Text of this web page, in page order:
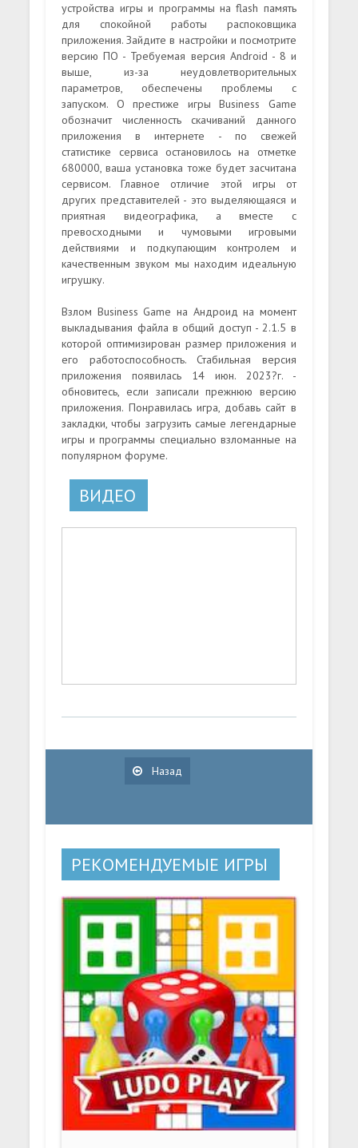
устройства игры и программы на flash память
для спокойной работы распоковщика
приложения. Зайдите в настройки и посмотрите
версию ПО - Требуемая версия Android - 8 и
выше, из-за неудовлетворительных
параметров, обеспечены проблемы с
запуском. О престиже игры Business Game
обозначит численность скачиваний данного
приложения в интернете - по свежей
статистике сервиса остановилось на отметке
680000, ваша установка тоже будет засчитана
сервисом. Главное отличие этой игры от
других представителей - это выделяющаяся и
приятная видеографика, а вместе с
превосходными и чумовыми игровыми
действиями и подкупающим контролем и
качественным звуком мы находим идеальную
игрушку.
Взлом Business Game на Андроид на момент
выкладывания файла в общий доступ - 2.1.5 в
которой оптимизирован размер приложения и
его работоспособность. Стабильная версия
приложения появилась 14 июн. 2023?г. -
обновитесь, если записали прежнюю версию
приложения. Понравилась игра, добавь сайт в
закладки, чтобы загрузить самые легендарные
игры и программы специально взломанные на
популярном форуме.
ВИДЕО
Назад
РЕКОМЕНДУЕМЫЕ ИГРЫ